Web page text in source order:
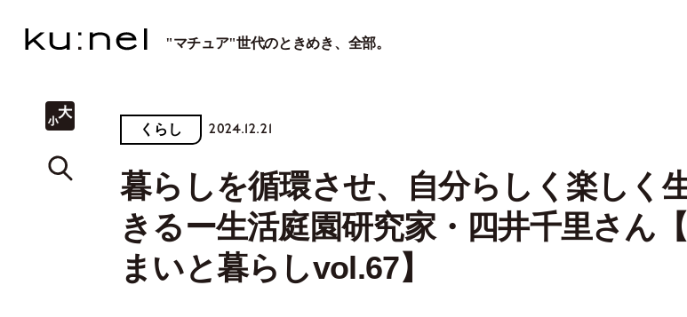
"マチュア"世代のときめき、全部。
くらし 2024.12.21
暮らしを循環させ、自分らしく楽しく
きるー生活庭園研究家・四井千里さん
まいと暮らしvol.67】